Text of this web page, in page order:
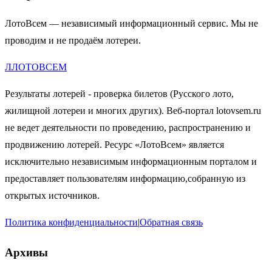
ЛотоВсем — независимый информационный сервис. Мы не
проводим и не продаём лотереи.
ЛЛОТОВСЕМ
Результаты лотерей - проверка билетов (Русского лото,
жилищной лотереи и многих других). Веб-портал lotovsem.ru
не ведет деятельности по проведению, распространению и
продвижению лотерей. Ресурс «ЛотоВсем» является
исключительно независимым информационным порталом и
предоставляет пользователям информацию,собранную из
открытых источников.
Политика конфиденциальности|Обратная связь
Архивы